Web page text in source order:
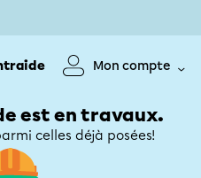
Mon compte
est en travaux.
celles déjà posées!